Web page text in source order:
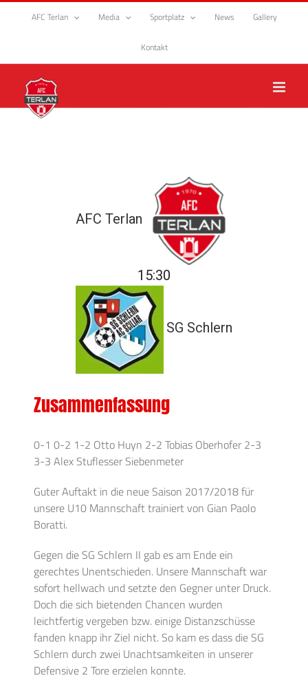
Zum
AFC Terlan Media Sportplatz News Gallery
Kontakt
AFC Terlan
15:30
SG Schlern
Zusammenfassung
0-1 0-2 1-2 Otto Huyn 2-2 Tobias Oberhofer 2-3
3-3 Alex Stuflesser Siebenmeter
Guter Auftakt in die neue Saison 2017/2018 für
unsere U10 Mannschaft trainiert von Gian Paolo
Boratti.
Gegen die SG Schlern II gab es am Ende ein
gerechtes Unentschieden. Unsere Mannschaft war
sofort hellwach und setzte den Gegner unter Druck.
Doch die sich bietenden Chancen wurden
leichtfertig vergeben bzw. einige Distanzschüsse
fanden knapp ihr Ziel nicht. So kam es dass die SG
Schlern durch zwei Unachtsamkeiten in unserer
Defensive 2 Tore erzielen konnte.